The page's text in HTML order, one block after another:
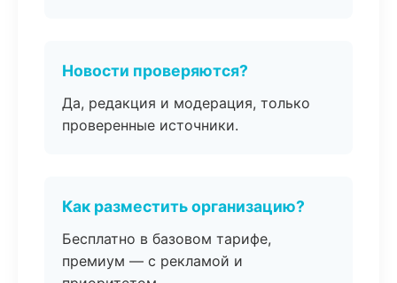
Новости проверяются?
Да, редакция и модерация, только
проверенные источники.
Как разместить организацию?
Бесплатно в базовом тарифе,
премиум — с рекламой и